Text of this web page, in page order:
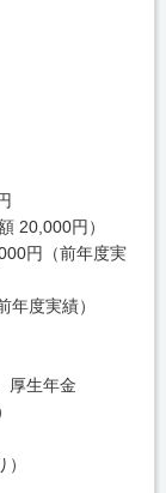
20,000円）
円（前年度実
度実績）
厚生年金